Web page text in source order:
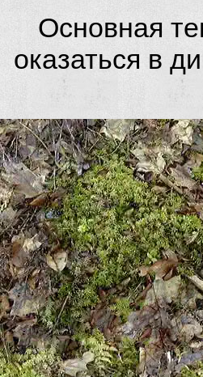
Основная
оказаться в